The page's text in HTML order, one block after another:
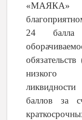
«МАЯКА»
24 балла
низкого
баллов за